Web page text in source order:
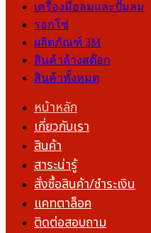
เครื่องมือลมและปั๊มลม
รอกโซ่
ผลิตภัณฑ์ 3M
สินค้าล้างสต๊อก
สินค้าทั้งหมด
หน้าหลัก
เกี่ยวกับเรา
สินค้า
สาระน่ารู้
สั่งซื้อสินค้า/ชำระเงิน
แคทตาล็อค
ติดต่อสอบถาม